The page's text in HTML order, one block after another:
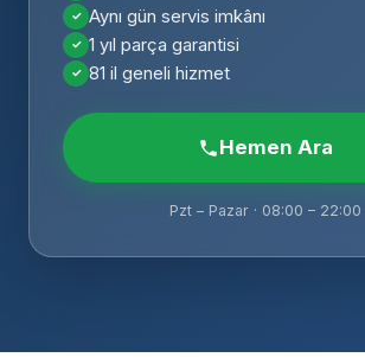
Aynı gün servis imkânı
1 yıl parça garantisi
81 il geneli hizmet
Hemen Ara
Pzt – Pazar · 08:00 – 22:00